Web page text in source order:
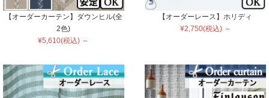
【オーダーカーテン】ダウンヒル(全
2色)
¥5,610(税込) ～
【オーダーレース】ホリディ
¥2,750(税込) ～